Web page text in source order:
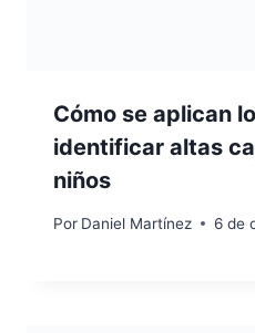
Cómo se aplican
identificar altas
niños
Por Daniel Martínez 6 de